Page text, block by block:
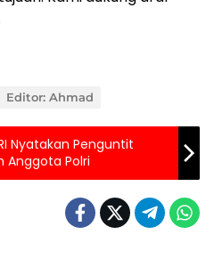
Editor: Ahmad
Nyatakan Penguntit
Anggota Polri